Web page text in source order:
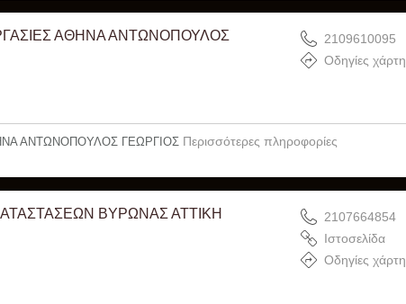
ΑΘΗΝΑ ΑΝΤΩΝΟΠΟΥΛΟΣ
2109610095
Οδηγίες χάρτη
ΑΝΤΩΝΟΠΟΥΛΟΣ ΓΕΩΡΓΙΟΣ Περισσότερες πληροφορίες
ΒΥΡΩΝΑΣ ΑΤΤΙΚΗ
2107664854
Ιστοσελίδα
Οδηγίες χάρτη